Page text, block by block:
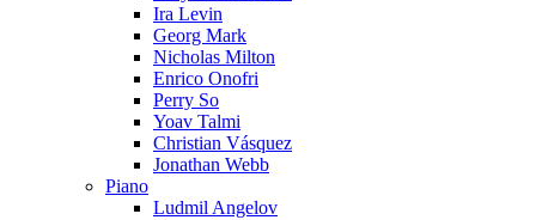
Ira Levin
Georg Mark
Nicholas Milton
Enrico Onofri
Perry So
Yoav Talmi
Christian Vásquez
Jonathan Webb
Piano
Ludmil Angelov